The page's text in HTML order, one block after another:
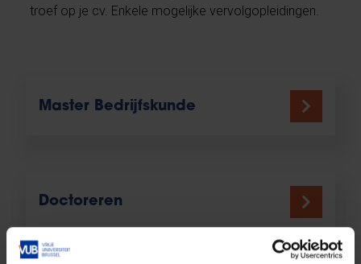
troef op je cv. Enkele mogelijke vervolgopleidingen.
Master Bedrijfskunde
Doctoreren